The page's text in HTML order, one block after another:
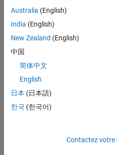
Version History
Introduced in R2013a
See Also
getPrebuildTool
Topics
Add Custom Toolchains to
Australia (English)
India (English)
New Zealand (English)
中国
简体中文
English
日本 (日本語)
한국 (한국어)
Contactez votre